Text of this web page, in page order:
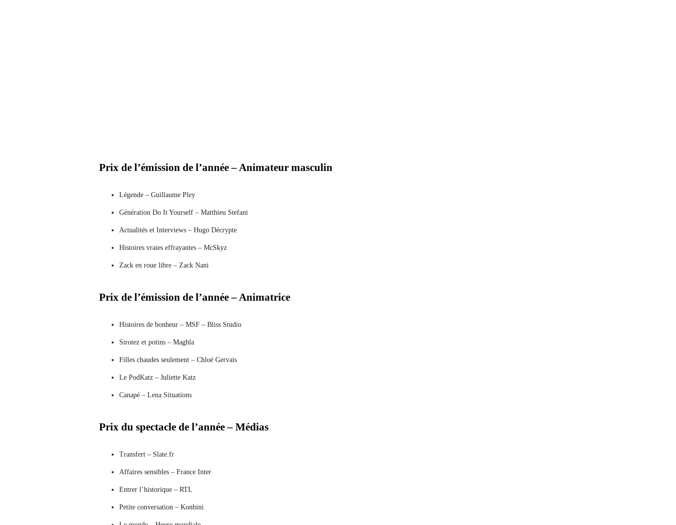
Prix ​​​​de l’émission de l’année – Animateur masculin
Légende – Guillaume Pley
Génération Do It Yourself – Matthieu Stefani
Actualités et Interviews – Hugo Décrypte
Histoires vraies effrayantes – McSkyz
Zack en roue libre – Zack Nani
Prix ​​​​de l’émission de l’année – Animatrice
Histoires de bonheur – MSF – Bliss Studio
Sirotez et potins – Maghla
Filles chaudes seulement – ​​Chloé Gervais
Le PodKatz – Juliette Katz
Canapé – Lena Situations
Prix ​​du spectacle de l’année – Médias
Transfert – Slate.fr
Affaires sensibles – France Inter
Entrer l’historique – RTL
Petite conversation – Konbini